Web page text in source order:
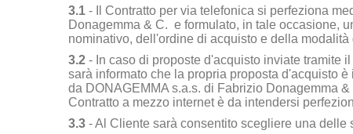
3.1 - Il Contratto per via telefonica si perfeziona
Donagemma & C. e formulato, in tale occasione,
nominativo, dell'ordine di acquisto e della
3.2 - In caso di proposte d'acquisto inviate tramite
sarà informato che la propria proposta d'acquisto
da DONAGEMMA s.a.s. di Fabrizio Donagemma &
Contratto a mezzo internet è da intendersi
3.3 - Al Cliente sarà consentito scegliere una delle